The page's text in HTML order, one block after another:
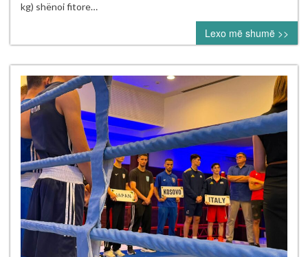
Turneun
Ndërkombëtar
“Mustafa
Hajrulahović
–
kg) shënoi fitore…
Lexo më shumë >>